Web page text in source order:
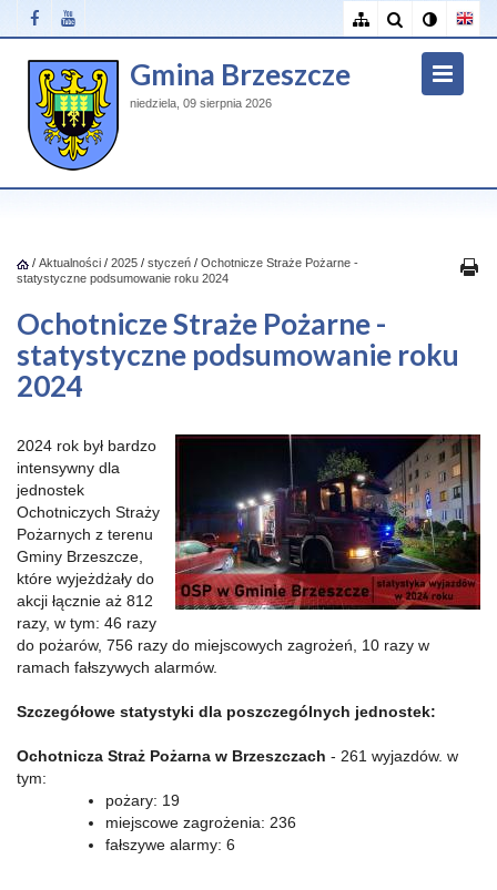
Gmina Brzeszcze
niedziela, 09 sierpnia 2026
/ Aktualności / 2025 / styczeń / Ochotnicze Straże Pożarne -
statystyczne podsumowanie roku 2024
Ochotnicze Straże Pożarne -
statystyczne podsumowanie roku
2024
2024 rok był bardzo
intensywny dla
jednostek
Ochotniczych Straży
Pożarnych z terenu
Gminy Brzeszcze,
które wyjeżdżały do
akcji łącznie aż 812
razy, w tym: 46 razy
do pożarów, 756 razy do miejscowych zagrożeń, 10 razy w
ramach fałszywych alarmów.
Szczegółowe statystyki dla poszczególnych jednostek:
Ochotnicza Straż Pożarna w Brzeszczach - 261 wyjazdów. w
tym:
pożary: 19
miejscowe zagrożenia: 236
fałszywe alarmy: 6